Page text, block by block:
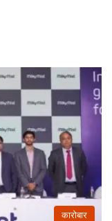
कारोबार